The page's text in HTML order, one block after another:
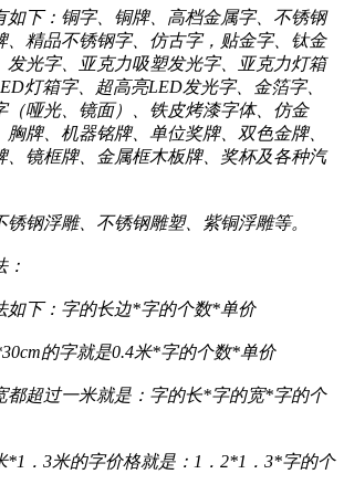
如下：铜字、铜牌、高档金属字、不锈钢
、精品不锈钢字、仿古字，贴金字、钛金
发光字、亚克力吸塑发光字、亚克力灯箱
灯箱字、超高亮LED发光字、金箔字、
（哑光、镜面）、铁皮烤漆字体、仿金
胸牌、机器铭牌、单位奖牌、双色金牌、
、镜框牌、金属框木板牌、奖杯及各种汽
锈钢浮雕、不锈钢雕塑、紫铜浮雕等。
：
如下：字的长边*字的个数*单价
的字就是0.4米*字的个数*单价
都超过一米就是：字的长*字的宽*字的个
*1．3米的字价格就是：1．2*1．3*字的个